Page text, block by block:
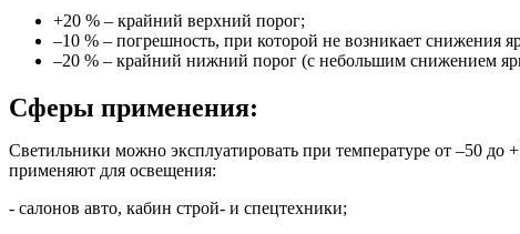
+20 % – крайний верхний порог;
–10 % – погрешность, при которой не возникает снижения
–20 % – крайний нижний порог (с небольшим снижением
Сферы применения:
Светильники можно эксплуатировать при температуре от –50
применяют для освещения:
- салонов авто, кабин строй- и спецтехники;